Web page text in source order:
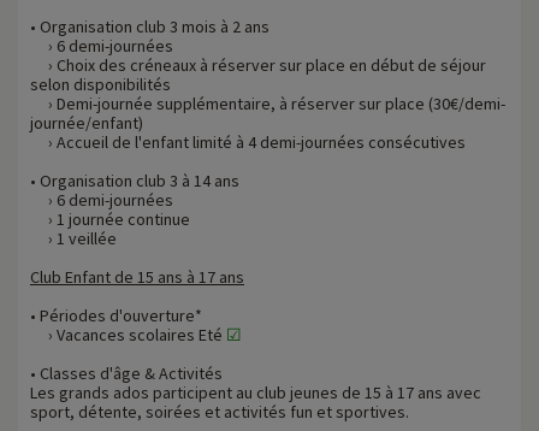
• Organisation club 3 mois à 2 ans
› 6 demi-journées
› Choix des créneaux à réserver sur place en début de séjour
selon disponibilités
› Demi-journée supplémentaire, à réserver sur place (30€/demi-
journée/enfant)
› Accueil de l'enfant limité à 4 demi-journées consécutives
• Organisation club 3 à 14 ans
› 6 demi-journées
› 1 journée continue
› 1 veillée
Club Enfant de 15 ans à 17 ans
• Périodes d'ouverture*
› Vacances scolaires Eté ☑
• Classes d'âge & Activités
Les grands ados participent au club jeunes de 15 à 17 ans avec
sport, détente, soirées et activités fun et sportives.